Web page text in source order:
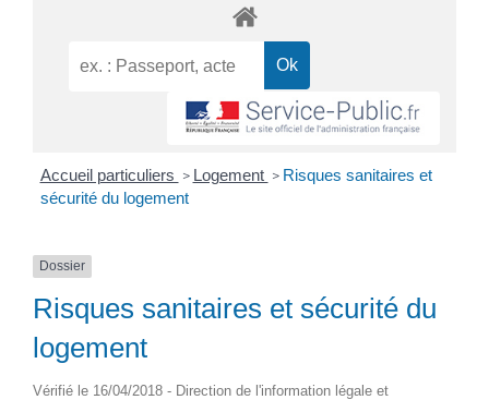
Accueil particuliers > Logement > Risques sanitaires et
sécurité du logement
Dossier
Risques sanitaires et sécurité du
logement
Vérifié le 16/04/2018 - Direction de l'information légale et